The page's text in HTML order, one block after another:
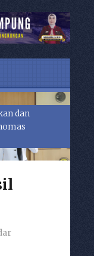
dan